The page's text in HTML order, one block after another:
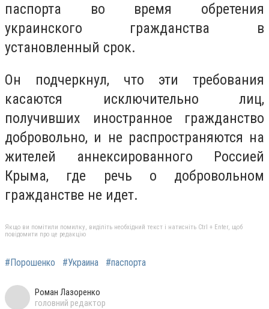
паспорта во время обретения
украинского гражданства в
установленный срок.
Он подчеркнул, что эти требования
касаются исключительно лиц,
получивших иностранное гражданство
добровольно, и не распространяются на
жителей аннексированного Россией
Крыма, где речь о добровольном
гражданстве не идет.
Якщо ви помітили помилку, виділіть необхідний текст і натисніть Ctrl + Enter, щоб
повідомити про це редакцію
#Порошенко #Украина #паспорта
Роман Лазоренко
головний редактор